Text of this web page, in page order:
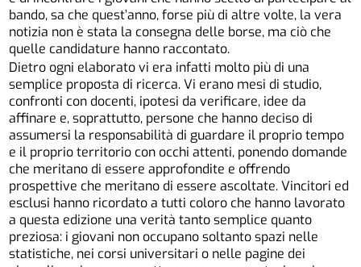
bando, sa che quest’anno, forse più di altre volte, la vera
notizia non è stata la consegna delle borse, ma ciò che
quelle candidature hanno raccontato.
Dietro ogni elaborato vi era infatti molto più di una
semplice proposta di ricerca. Vi erano mesi di studio,
confronti con docenti, ipotesi da verificare, idee da
affinare e, soprattutto, persone che hanno deciso di
assumersi la responsabilità di guardare il proprio tempo
e il proprio territorio con occhi attenti, ponendo domande
che meritano di essere approfondite e offrendo
prospettive che meritano di essere ascoltate. Vincitori ed
esclusi hanno ricordato a tutti coloro che hanno lavorato
a questa edizione una verità tanto semplice quanto
preziosa: i giovani non occupano soltanto spazi nelle
statistiche, nei corsi universitari o nelle pagine dei